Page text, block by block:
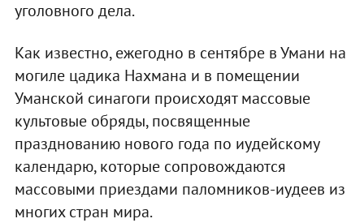
уголовного дела.
Как известно, ежегодно в сентябре в Умани на
могиле цадика Нахмана и в помещении
Уманской синагоги происходят массовые
культовые обряды, посвященные
празднованию нового года по иудейскому
календарю, которые сопровождаются
массовыми приездами паломников-иудеев из
многих стран мира.